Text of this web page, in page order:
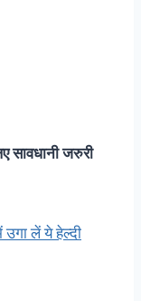
सावधानी जरुरी
लें ये हेल्दी